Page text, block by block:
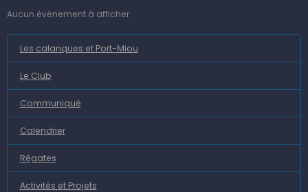
Aucun évènement à afficher.
Les calanques et Port-Miou
Le Club
Communiqué
Calendrier
Régates
Activités et Projets